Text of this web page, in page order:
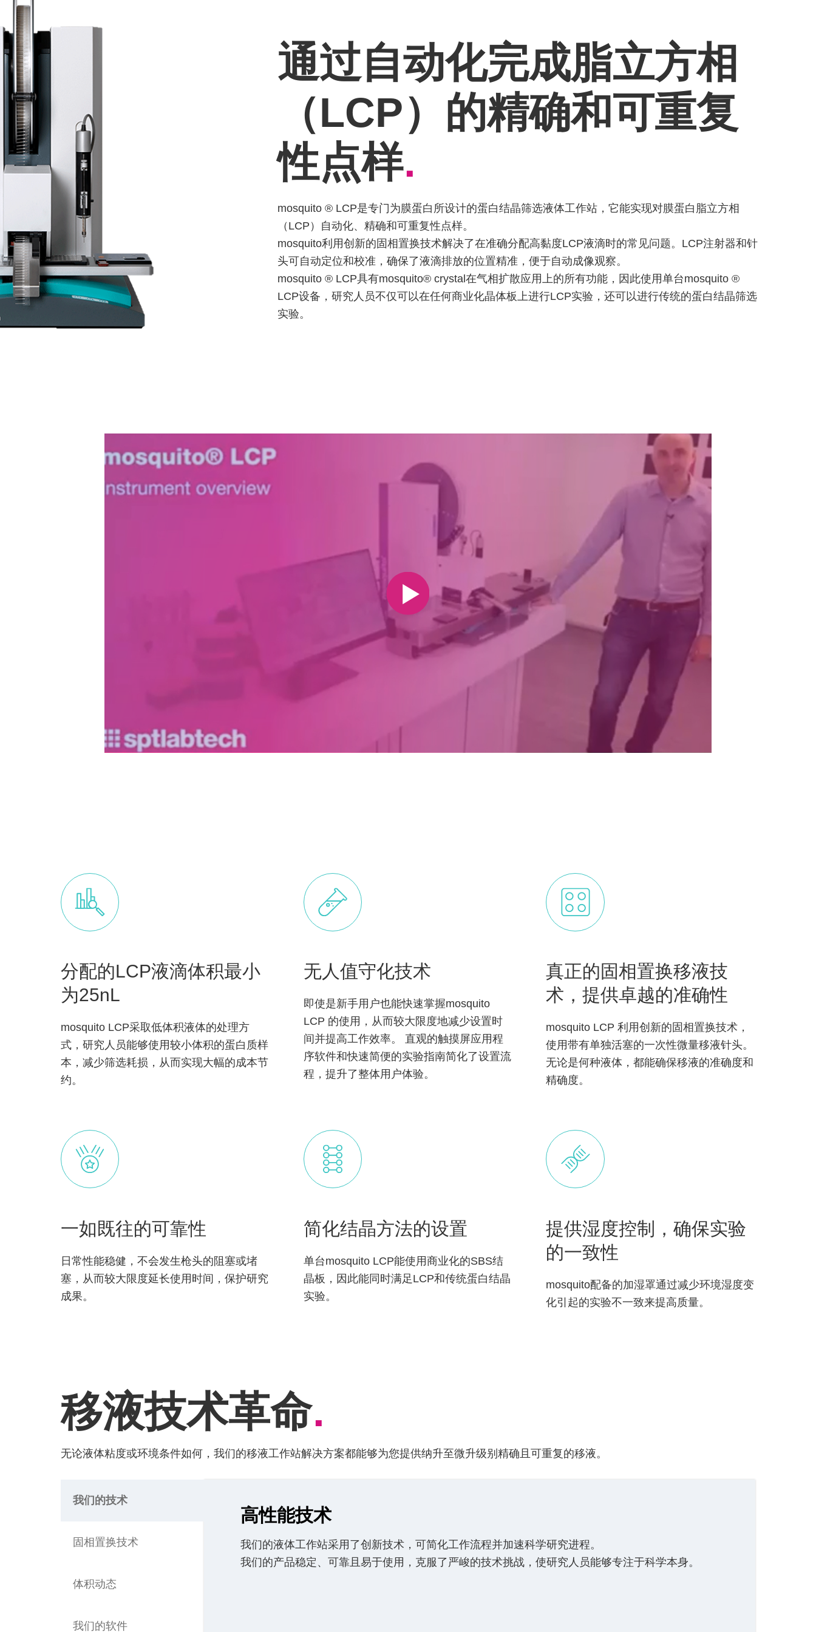
通过自动化完成脂立方相
（LCP）的精确和可重复
性点样.
mosquito ® LCP是专门为膜蛋白所设计的蛋白结晶筛选液体工作站，它能实现对膜蛋白脂立方相
（LCP）自动化、精确和可重复性点样。
mosquito利用创新的固相置换技术解决了在准确分配高黏度LCP液滴时的常见问题。LCP注射器和针
头可自动定位和校准，确保了液滴排放的位置精准，便于自动成像观察。
mosquito ® LCP具有mosquito® crystal在气相扩散应用上的所有功能，因此使用单台mosquito ®
LCP设备，研究人员不仅可以在任何商业化晶体板上进行LCP实验，还可以进行传统的蛋白结晶筛选
实验。
分配的LCP液滴体积最小
为25nL
mosquito LCP采取低体积液体的处理方
式，研究人员能够使用较小体积的蛋白质样
本，减少筛选耗损，从而实现大幅的成本节
约。
无人值守化技术
即使是新手用户也能快速掌握mosquito
LCP 的使用，从而较大限度地减少设置时
间并提高工作效率。 直观的触摸屏应用程
序软件和快速简便的实验指南简化了设置流
程，提升了整体用户体验。
真正的固相置换移液技
术，提供卓越的准确性
mosquito LCP 利用创新的固相置换技术，
使用带有单独活塞的一次性微量移液针头。
无论是何种液体，都能确保移液的准确度和
精确度。
一如既往的可靠性
日常性能稳健，不会发生枪头的阻塞或堵
塞，从而较大限度延长使用时间，保护研究
成果。
简化结晶方法的设置
单台mosquito LCP能使用商业化的SBS结
晶板，因此能同时满足LCP和传统蛋白结晶
实验。
提供湿度控制，确保实验
的一致性
mosquito配备的加湿罩通过减少环境湿度变
化引起的实验不一致来提高质量。
移液技术革命.
无论液体粘度或环境条件如何，我们的移液工作站解决方案都能够为您提供纳升至微升级别精确且可重复的移液。
我们的技术
固相置换技术
体积动态
我们的软件
高性能技术
我们的液体工作站采用了创新技术，可简化工作流程并加速科学研究进程。
我们的产品稳定、可靠且易于使用，克服了严峻的技术挑战，使研究人员能够专注于科学本身。